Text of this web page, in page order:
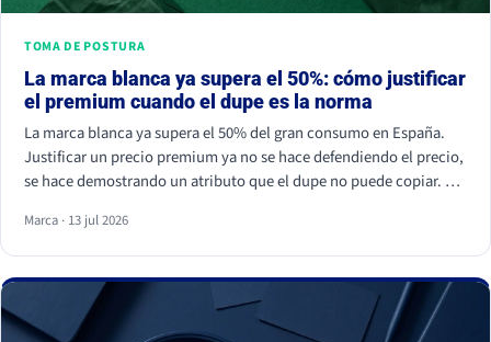
TOMA DE POSTURA
La marca blanca ya supera el 50%: cómo justificar
el premium cuando el dupe es la norma
La marca blanca ya supera el 50% del gran consumo en España.
Justificar un precio premium ya no se hace defendiendo el precio,
se hace demostrando un atributo que el dupe no puede copiar. Si
siempre va a ganar.
Marca · 13 jul 2026